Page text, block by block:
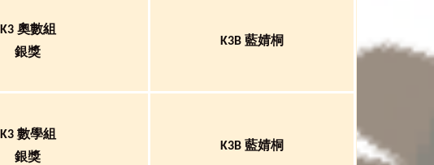
K3 奧數組
銀獎
K3B 藍婧桐
K3 數學組
銀獎
K3B 藍婧桐